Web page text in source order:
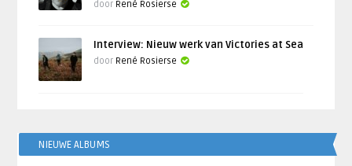
door René Rosierse
Interview: Nieuw werk van Victories at Sea
door René Rosierse
NIEUWE ALBUMS